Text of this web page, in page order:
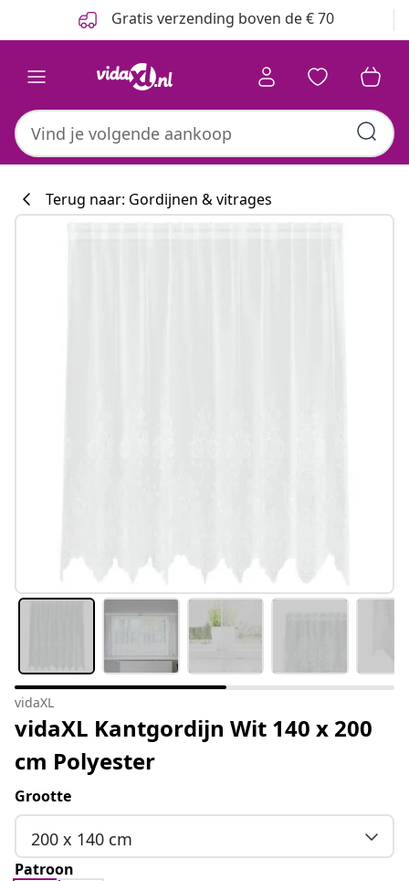
Gratis verzending boven de € 70
Terug naar: Gordijnen & vitrages
vidaXL
vidaXL Kantgordijn Wit 140 x 200
cm Polyester
Grootte
200 x 140 cm
Patroon